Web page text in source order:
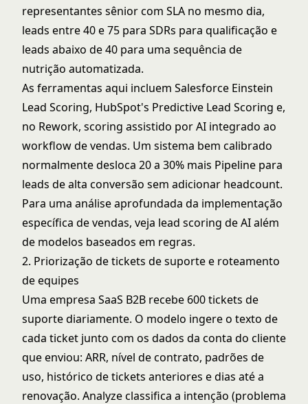
representantes sênior com SLA no mesmo dia,
leads entre 40 e 75 para SDRs para qualificação e
leads abaixo de 40 para uma sequência de
nutrição automatizada.
As ferramentas aqui incluem Salesforce Einstein
Lead Scoring, HubSpot's Predictive Lead Scoring e,
no Rework, scoring assistido por AI integrado ao
workflow de vendas. Um sistema bem calibrado
normalmente desloca 20 a 30% mais Pipeline para
leads de alta conversão sem adicionar headcount.
Para uma análise aprofundada da implementação
específica de vendas, veja lead scoring de AI além
de modelos baseados em regras.
2. Priorização de tickets de suporte e roteamento
de equipes
Uma empresa SaaS B2B recebe 600 tickets de
suporte diariamente. O modelo ingere o texto de
cada ticket junto com os dados da conta do cliente
que enviou: ARR, nível de contrato, padrões de
uso, histórico de tickets anteriores e dias até a
renovação. Analyze classifica a intenção (problema